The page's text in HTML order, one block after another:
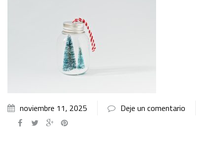
noviembre 11, 2025 Deje un comentario